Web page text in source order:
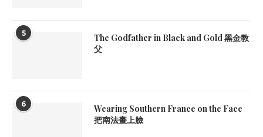
5
The Godfather in Black and Gold 黑金教
父
6
Wearing Southern France on the Face
把南法畫上臉